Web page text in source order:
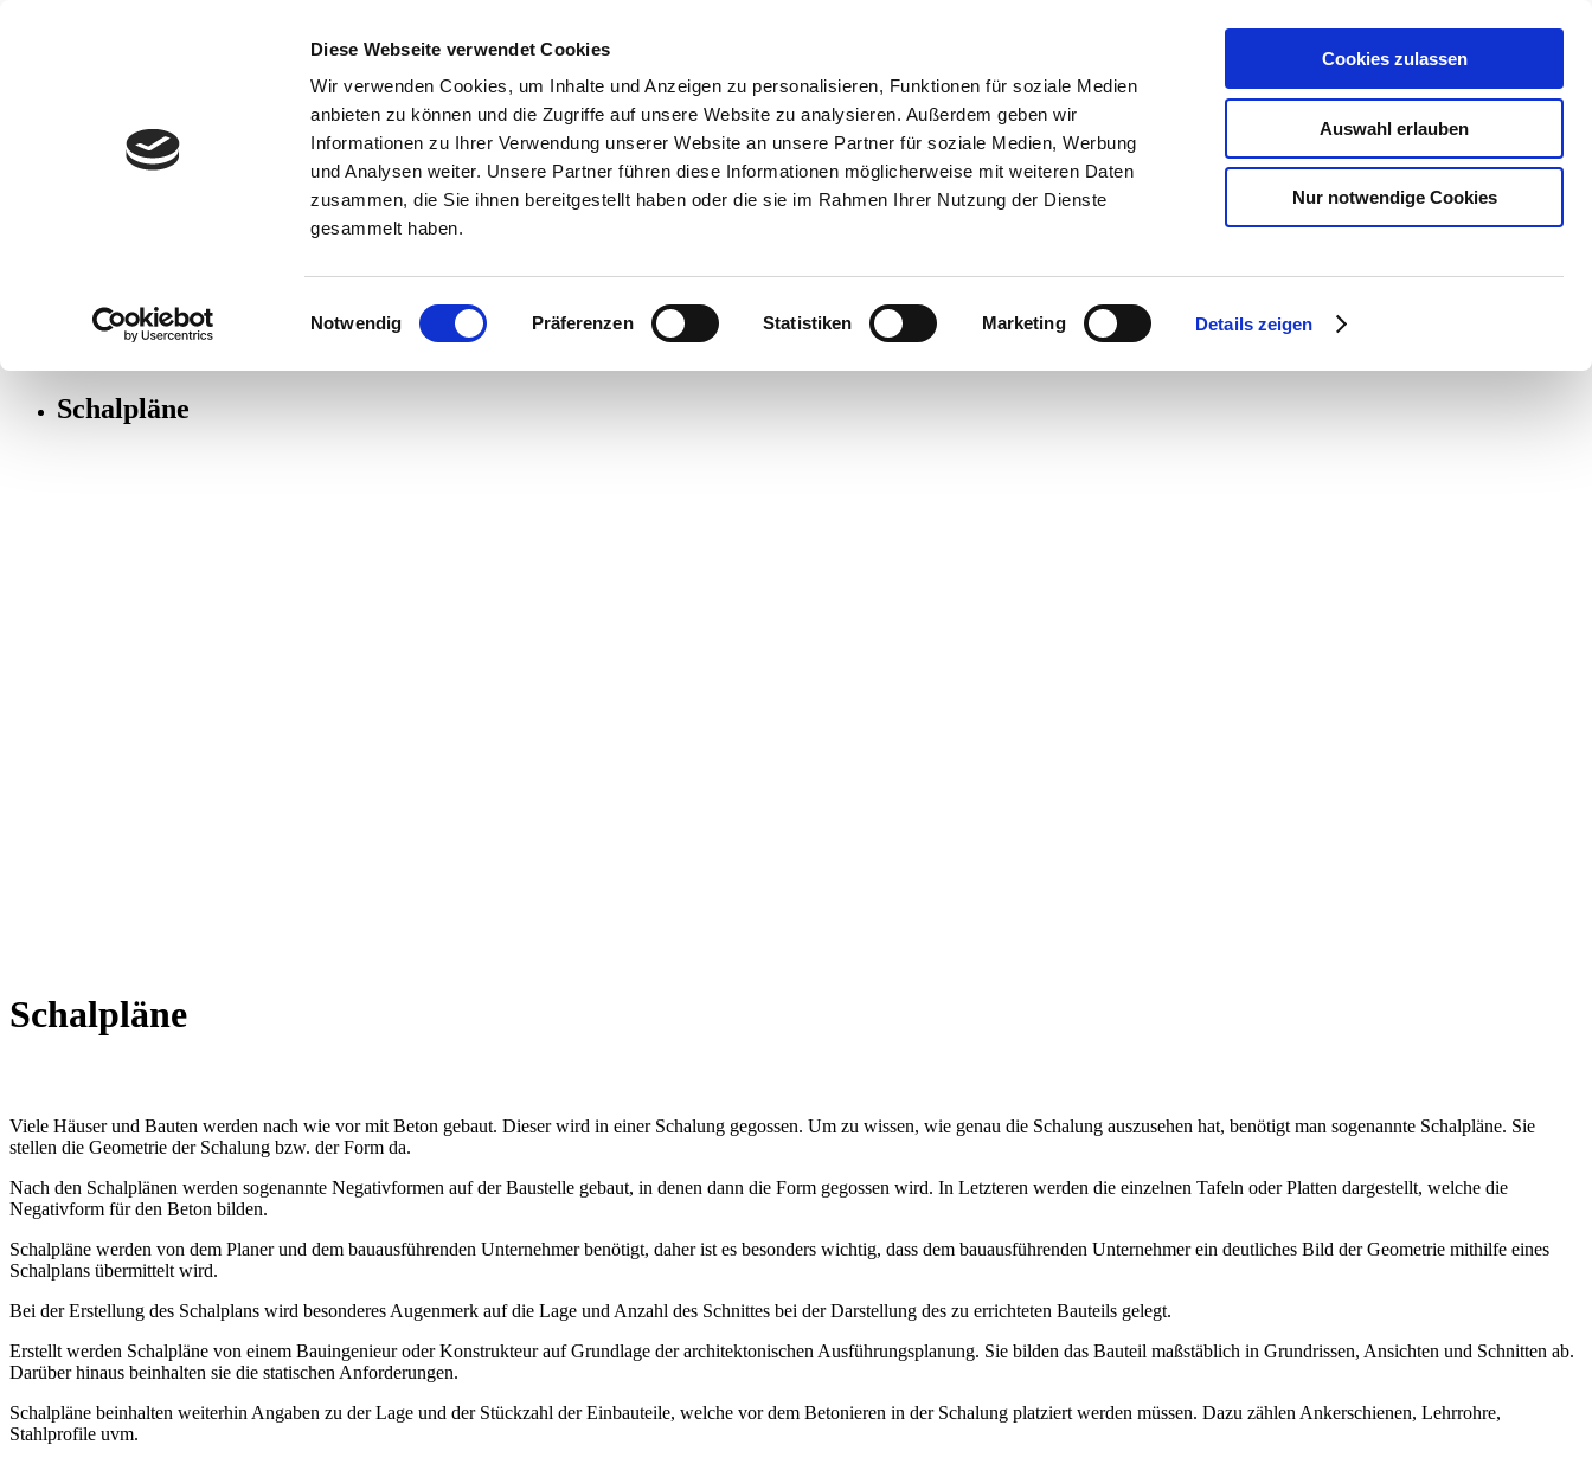
Diese Webseite verwendet Cookies
Wir verwenden Cookies, um Inhalte und Anzeigen zu personalisieren, Funktionen für soziale Medien
anbieten zu können und die Zugriffe auf unsere Website zu analysieren. Außerdem geben wir
Informationen zu Ihrer Verwendung unserer Website an unsere Partner für soziale Medien, Werbung
und Analysen weiter. Unsere Partner führen diese Informationen möglicherweise mit weiteren Daten
zusammen, die Sie ihnen bereitgestellt haben oder die sie im Rahmen Ihrer Nutzung der Dienste
gesammelt haben.
Einwilligungsauswahl
Notwendig Präferenzen Statistiken Marketing Details zeigen
Cookies zulassen
Auswahl erlauben
Nur notwendige Cookies
Erdbebennachweise
Baukonstruktionsplanung
Feuchteschutz
Schallschutz
Schalpläne
Schalpläne
Viele Häuser und Bauten werden nach wie vor mit Beton gebaut. Dieser wird in einer Schalung gegossen. Um zu wissen, wie genau die Schalung auszusehen hat, benötigt man sogenannte Schalpläne. Sie
stellen die Geometrie der Schalung bzw. der Form da.
Nach den Schalplänen werden sogenannte Negativformen auf der Baustelle gebaut, in denen dann die Form gegossen wird. In Letzteren werden die einzelnen Tafeln oder Platten dargestellt, welche die
Negativform für den Beton bilden.
Schalpläne werden von dem Planer und dem bauausführenden Unternehmer benötigt, daher ist es besonders wichtig, dass dem bauausführenden Unternehmer ein deutliches Bild der Geometrie mithilfe eines
Schalplans übermittelt wird.
Bei der Erstellung des Schalplans wird besonderes Augenmerk auf die Lage und Anzahl des Schnittes bei der Darstellung des zu errichteten Bauteils gelegt.
Erstellt werden Schalpläne von einem Bauingenieur oder Konstrukteur auf Grundlage der architektonischen Ausführungsplanung. Sie bilden das Bauteil maßstäblich in Grundrissen, Ansichten und Schnitten ab.
Darüber hinaus beinhalten sie die statischen Anforderungen.
Schalpläne beinhalten weiterhin Angaben zu der Lage und der Stückzahl der Einbauteile, welche vor dem Betonieren in der Schalung platziert werden müssen. Dazu zählen Ankerschienen, Lehrrohre,
Stahlprofile uvm.